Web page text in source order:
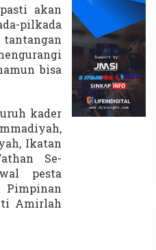
akan
pilkada
bisa
kader
Ikatan
Se-
pesta
Amirlah